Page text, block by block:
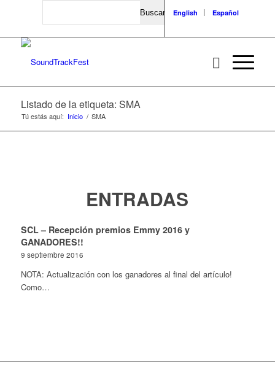
Search
English Español
Listado de la etiqueta: SMA
Tú estás aquí: Inicio / SMA
ENTRADAS
SCL – Recepción premios Emmy 2016 y
GANADORES!!
9 septiembre 2016
NOTA: Actualización con los ganadores al final del artículo!
Como…